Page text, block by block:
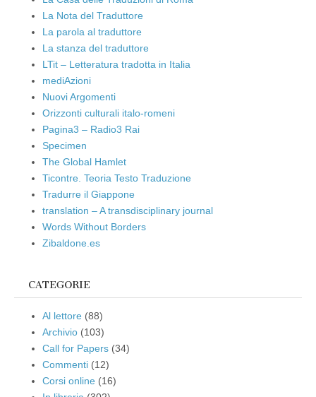
La Nota del Traduttore
La parola al traduttore
La stanza del traduttore
LTit – Letteratura tradotta in Italia
mediAzioni
Nuovi Argomenti
Orizzonti culturali italo-romeni
Pagina3 – Radio3 Rai
Specimen
The Global Hamlet
Ticontre. Teoria Testo Traduzione
Tradurre il Giappone
translation – A transdisciplinary journal
Words Without Borders
Zibaldone.es
CATEGORIE
Al lettore (88)
Archivio (103)
Call for Papers (34)
Commenti (12)
Corsi online (16)